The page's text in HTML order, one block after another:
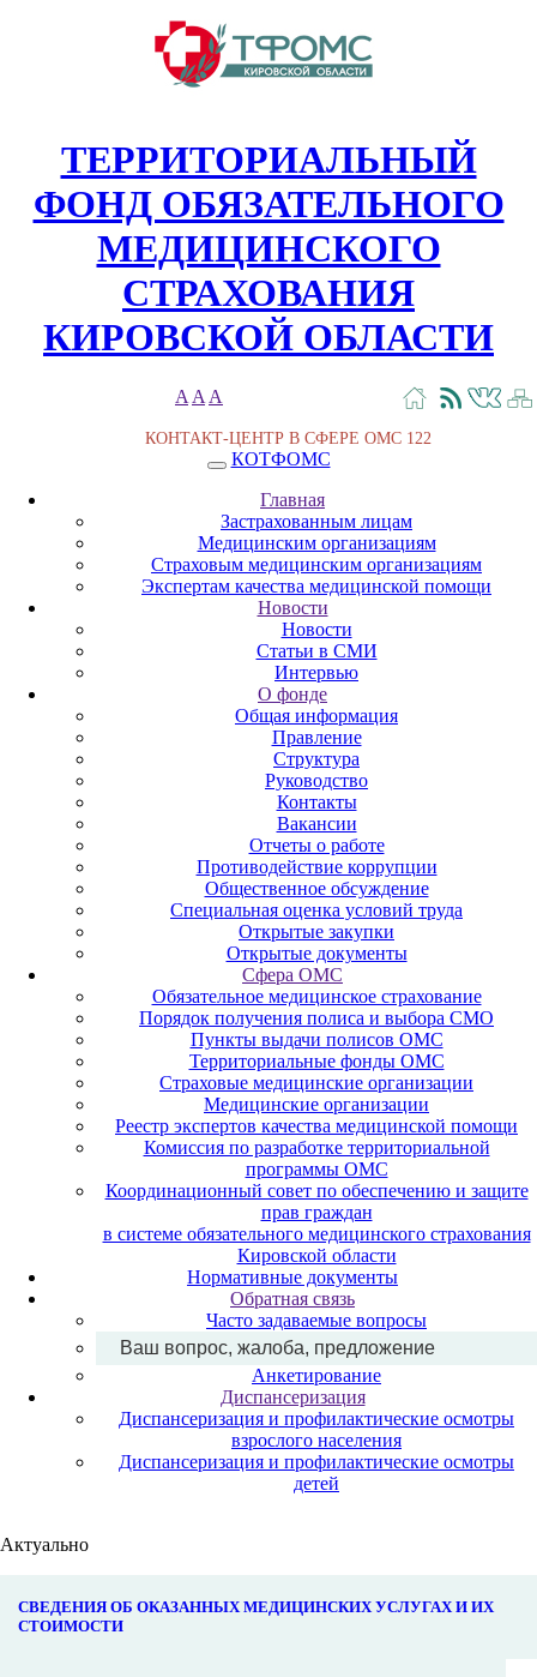
ТЕРРИТОРИАЛЬНЫЙ
ФОНД ОБЯЗАТЕЛЬНОГО
МЕДИЦИНСКОГО
СТРАХОВАНИЯ
КИРОВСКОЙ ОБЛАСТИ
A A A
КОНТАКТ-ЦЕНТР В СФЕРЕ ОМС 122
КОТФОМС
Главная
Застрахованным лицам
Медицинским организациям
Страховым медицинским организациям
Экспертам качества медицинской помощи
Новости
Новости
Статьи в СМИ
Интервью
О фонде
Общая информация
Правление
Структура
Руководство
Контакты
Вакансии
Отчеты о работе
Противодействие коррупции
Общественное обсуждение
Специальная оценка условий труда
Открытые закупки
Открытые документы
Сфера ОМС
Обязательное медицинское страхование
Порядок получения полиса и выбора СМО
Пункты выдачи полисов ОМС
Территориальные фонды ОМС
Страховые медицинские организации
Медицинские организации
Реестр экспертов качества медицинской помощи
Комиссия по разработке территориальной
программы ОМС
Координационный совет по обеспечению и защите
прав граждан
в системе обязательного медицинского страхования
Кировской области
Нормативные документы
Обратная связь
Часто задаваемые вопросы
Ваш вопрос, жалоба, предложение
Анкетирование
Диспансеризация
Диспансеризация и профилактические осмотры
взрослого населения
Диспансеризация и профилактические осмотры
детей
Актуально
СВЕДЕНИЯ ОБ ОКАЗАННЫХ МЕДИЦИНСКИХ УСЛУГАХ И ИХ
СТОИМОСТИ